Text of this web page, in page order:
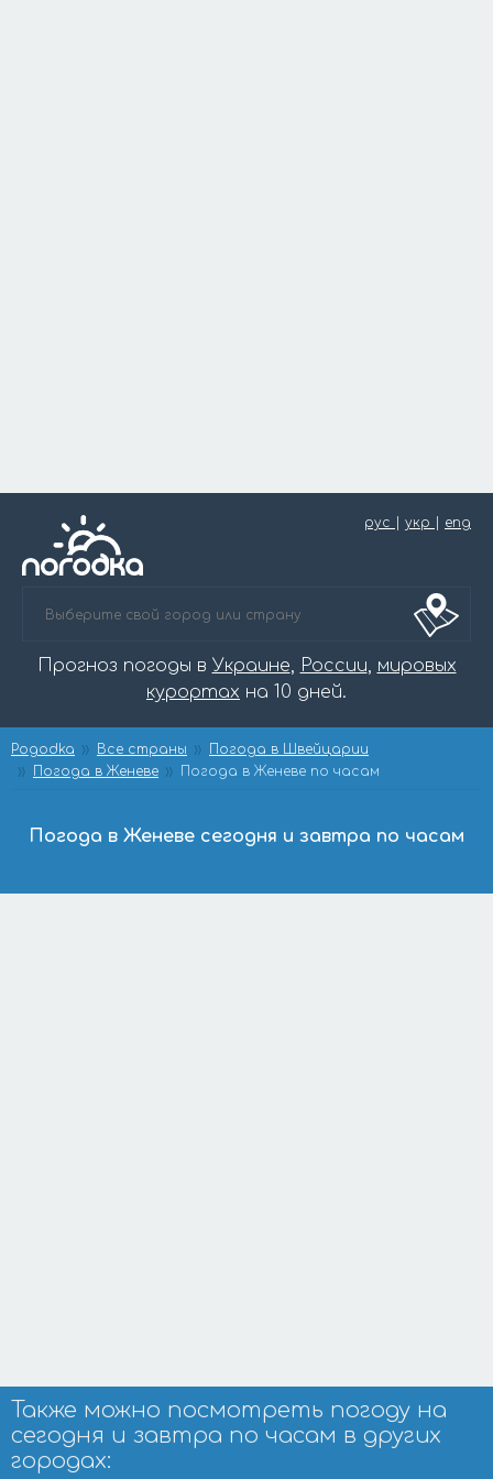
рус укр eng
Прогноз погоды в Украине, России, мировых
курортах на 10 дней.
Pogodka Все страны
Погода в Швейцарии
Погода в Женеве
Погода в Женеве по часам
Погода в Женеве сегодня и завтра по часам
Также можно посмотреть погоду на
сегодня и завтра по часам в других
городах: